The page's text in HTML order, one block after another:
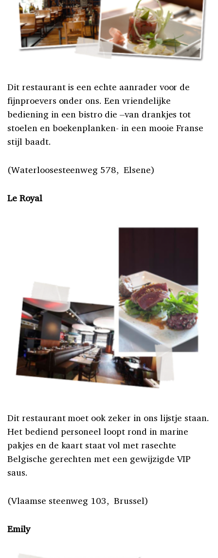
Dit restaurant is een echte aanrader voor de
fijnproevers onder ons. Een vriendelijke
bediening in een bistro die –van drankjes tot
stoelen en boekenplanken- in een mooie Franse
stijl baadt.
(Waterloosesteenweg 578, Elsene)
Le Royal
Dit restaurant moet ook zeker in ons lijstje staan.
Het bediend personeel loopt rond in marine
pakjes en de kaart staat vol met rasechte
Belgische gerechten met een gewijzigde VIP
saus.
(Vlaamse steenweg 103, Brussel)
Emily